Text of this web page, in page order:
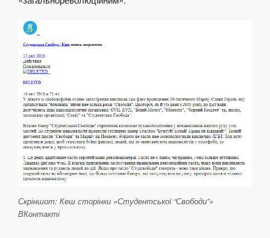
Скріншот: Кеш сторінки «Студентської “Свободи”»
ВКонтакті